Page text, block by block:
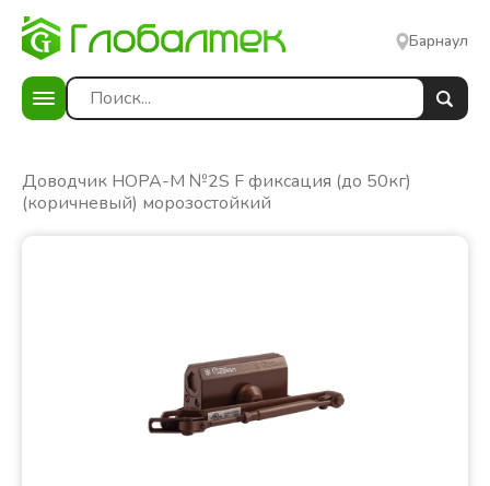
Барнаул
Доводчик НОРА-М №2S F фиксация (до 50кг)
(коричневый) морозостойкий